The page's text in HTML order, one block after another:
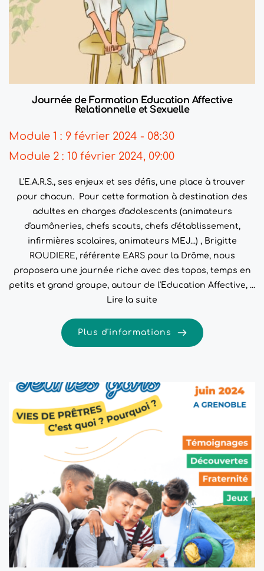
Journée de Formation Education Affective
Relationnelle et Sexuelle
Module 1 : 9 février 2024 - 08:30
Module 2 : 10 février 2024, 09:00
L'E.A.R.S., ses enjeux et ses défis, une place à trouver
pour chacun. Pour cette formation à destination des
adultes en charges d'adolescents (animateurs
d'aumôneries, chefs scouts, chefs d'établissement,
infirmières scolaires, animateurs MEJ...) , Brigitte
ROUDIERE, référente EARS pour la Drôme, nous
proposera une journée riche avec des topos, temps en
petits et grand groupe, autour de l'Education Affective, ...
Lire la suite
Plus d'informations